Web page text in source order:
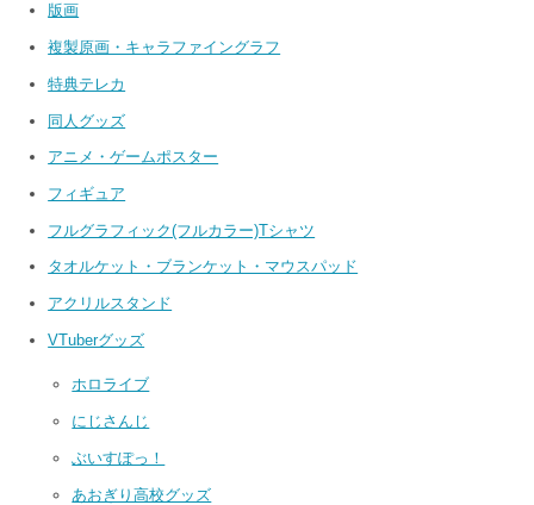
版画
複製原画・キャラファイングラフ
特典テレカ
同人グッズ
アニメ・ゲームポスター
フィギュア
フルグラフィック(フルカラー)Tシャツ
タオルケット・ブランケット・マウスパッド
アクリルスタンド
VTuberグッズ
ホロライブ
にじさんじ
ぶいすぽっ！
あおぎり高校グッズ